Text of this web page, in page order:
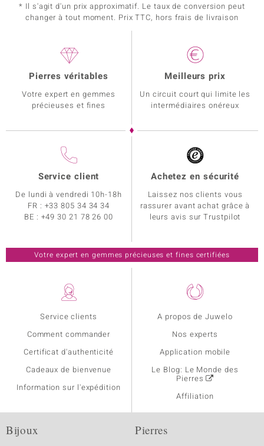
* Il s'agit d'un prix approximatif. Le taux de conversion peut
changer à tout moment. Prix TTC, hors frais de livraison
Service clients
Comment commander
Certificat d'authenticité
Cadeaux de bienvenue
Information sur l'expédition
A propos de Juwelo
Nos experts
Application mobile
Le Blog: Le Monde des
Pierres
Affiliation
Pierres véritables
Votre expert en gemmes
précieuses et fines
Meilleurs prix
Un circuit court qui limite les
intermédiaires onéreux
Service client
De lundi à vendredi 10h-18h
FR : +33 805 34 34 34
BE : +49 30 21 78 26 00
Achetez en sécurité
Laissez nos clients vous
rassurer avant achat grâce à
leurs avis sur Trustpilot
Votre expert en gemmes précieuses et fines certifiées
Bijoux Pierres